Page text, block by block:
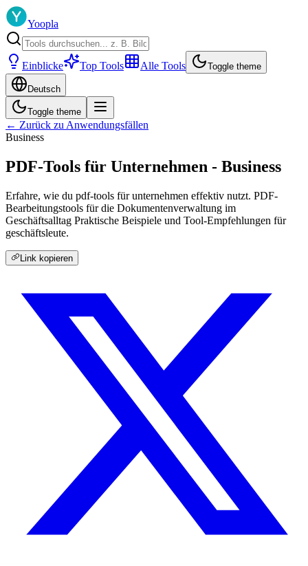
Yoopla
Einblicke Top Tools Alle Tools Toggle theme
Deutsch
Toggle theme
← Zurück zu Anwendungsfällen
Business
PDF-Tools für Unternehmen - Business
Erfahre, wie du pdf-tools für unternehmen effektiv nutzt. PDF-
Bearbeitungstools für die Dokumentenverwaltung im
Geschäftsalltag Praktische Beispiele und Tool-Empfehlungen für
geschäftsleute.
Link kopieren